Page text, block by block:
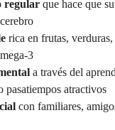
regular que hace que
rica en frutas,
3
a través del
pasatiempos atractivos
con familiares,